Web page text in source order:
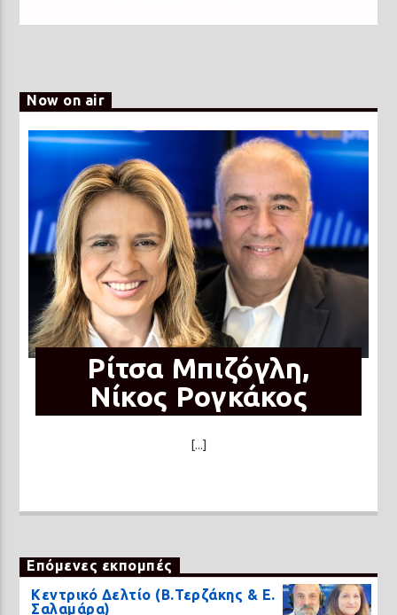
Now on air
Ρίτσα Μπιζόγλη,
Νίκος Ρογκάκος
[...]
Επόμενες εκπομπές
Κεντρικό Δελτίο (Β.Τερζάκης & Ε.
Σαλαμάρα)